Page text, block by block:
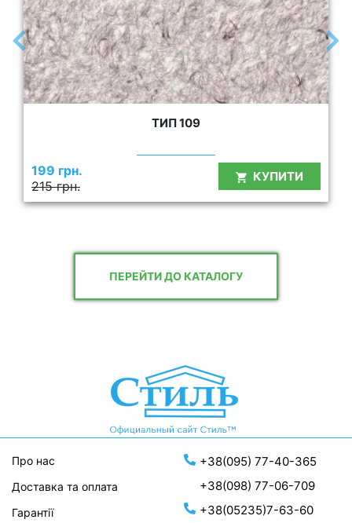
ТИП 109
215 грн.
199 грн. КУПИТИ
ПЕРЕЙТИ ДО КАТАЛОГУ
+38(095) 77-40-365
+38(098) 77-06-709
+38(05235)7-63-60
Про нас
Доставка та оплата
Гарантії